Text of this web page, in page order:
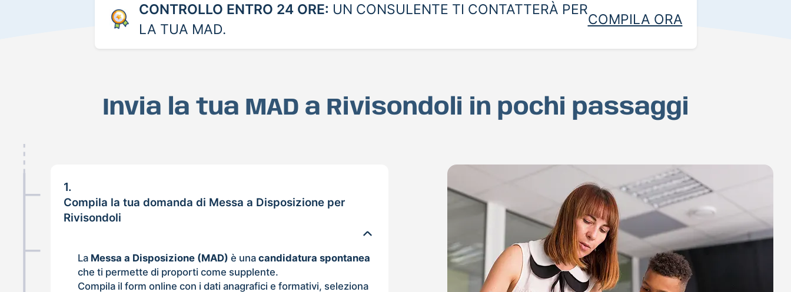
CONTROLLO ENTRO 24 ORE: UN CONSULENTE TI CONTATTERÀ PER
LA TUA MAD.
COMPILA ORA
Invia la tua MAD a Rivisondoli in pochi passaggi
1.
Compila la tua domanda di Messa a Disposizione per
Rivisondoli
La Messa a Disposizione (MAD) è unacandidatura spontanea
che ti permette di proporti come supplente.
Compila il form online con i dati anagrafici e formativi, seleziona